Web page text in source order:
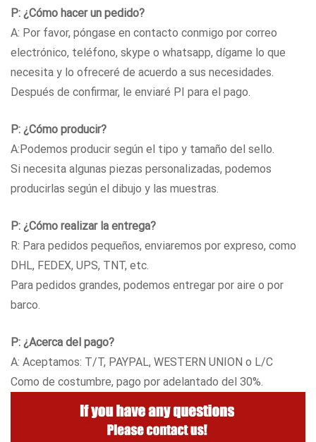
P: ¿Cómo hacer un pedido?
A: Por favor, póngase en contacto conmigo por correo
electrónico, teléfono, skype o whatsapp, dígame lo que
necesita y lo ofreceré de acuerdo a sus necesidades.
Después de confirmar, le enviaré PI para el pago.
P: ¿Cómo producir?
A:Podemos producir según el tipo y tamaño del sello.
Si necesita algunas piezas personalizadas, podemos
producirlas según el dibujo y las muestras.
P: ¿Cómo realizar la entrega?
R: Para pedidos pequeños, enviaremos por expreso, como
DHL, FEDEX, UPS, TNT, etc.
Para pedidos grandes, podemos entregar por aire o por
barco.
P: ¿Acerca del pago?
A: Aceptamos: T/T, PAYPAL, WESTERN UNION o L/C
Como de costumbre, pago por adelantado del 30%.